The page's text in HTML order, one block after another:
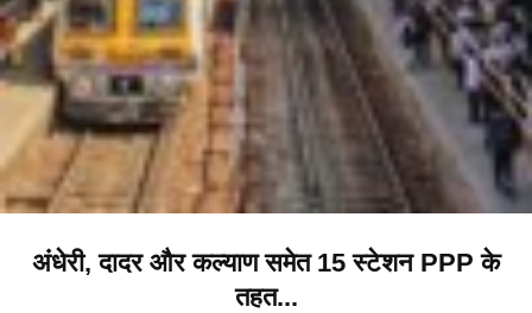
अंधेरी, दादर और कल्याण समेत 15 स्टेशन PPP के
तहत...